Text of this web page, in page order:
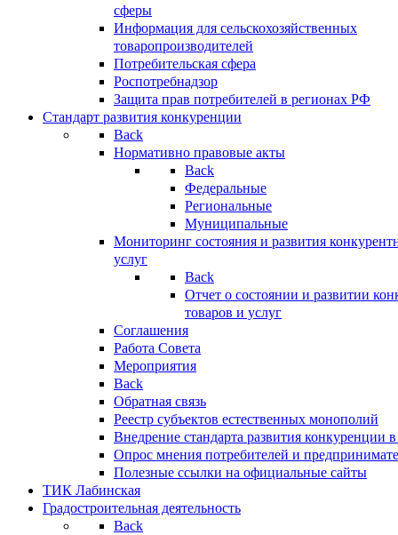
сферы
Информация для сельскохозяйственных
товаропроизводителей
Потребительская сфера
Роспотребнадзор
Защита прав потребителей в регионах РФ
Стандарт развития конкуренции
Back
Нормативно правовые акты
Back
Федеральные
Региональные
Муниципальные
Мониторинг состояния и развития
услуг
Back
Отчет о состоянии и развитии
товаров и услуг
Соглашения
Работа Совета
Мероприятия
Back
Обратная связь
Реестр субъектов естественных монополий
Внедрение стандарта развития конкуренции
Опрос мнения потребителей и
Полезные ссылки на официальные сайты
ТИК Лабинская
Градостроительная деятельность
Back